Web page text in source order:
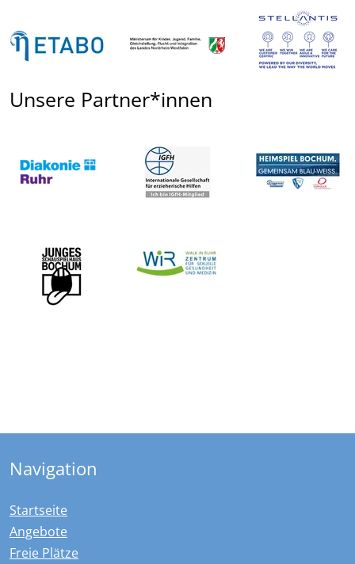
Unsere Partner*innen
Navigation
Startseite
Angebote
Freie Plätze